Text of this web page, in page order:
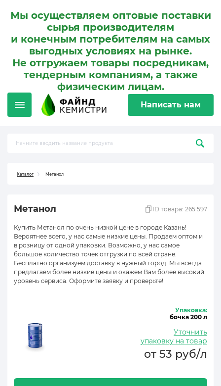
Мы осуществляем оптовые поставки
сырья производителям
и конечным потребителям на самых
выгодных условиях на рынке.
Не отгружаем товары посредникам,
тендерным компаниям, а также
физическим лицам.
Написать нам
Каталог Метанол
Метанол ID товара: 265 597
Купить Метанол по очень низкой цене в городе Казань!
Вероятнее всего, у нас самые низкие цены. Продаем оптом и
в розницу от одной упаковки. Возможно, у нас самое
большое количество точек отгрузки по всей стране.
Бесплатно организуем доставку в нужный город. Мы всегда
предлагаем более низкие цены и окажем Вам более высокий
уровень сервиса. Оформите заявку и проверьте!
Упаковка:
бочка 200 л
Уточнить
упаковку на товар
от 53 руб/л